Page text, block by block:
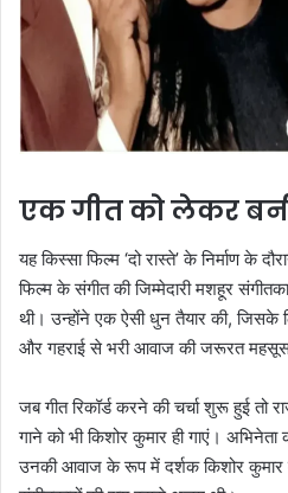
एक गीत को लेकर
यह किस्सा फिल्म ‘दो रास्ते’ के निर्माण के
फिल्म के संगीत की जिम्मेदारी मशहूर
थी। उन्होंने एक ऐसी धुन तैयार की, जिसके
और गहराई से भरी आवाज की जरूरत
जब गीत रिकॉर्ड करने की चर्चा शुरू हुई तो
गाने को भी किशोर कुमार ही गाएं। अभिनेता
उनकी आवाज के रूप में दर्शक किशोर कुमार